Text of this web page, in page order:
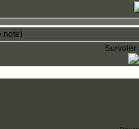
note)
Survoler